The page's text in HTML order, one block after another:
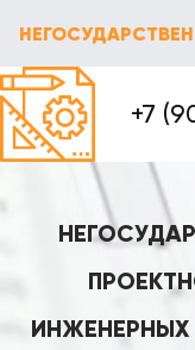
+7
ИНЖЕНЕРНЫХ